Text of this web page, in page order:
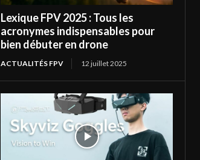
Lexique FPV 2025 : Tous les
acronymes indispensables pour
bien débuter en drone
ACTUALITÉS FPV 12 juillet 2025